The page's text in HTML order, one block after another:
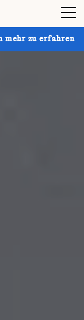
Hol dir bis zu